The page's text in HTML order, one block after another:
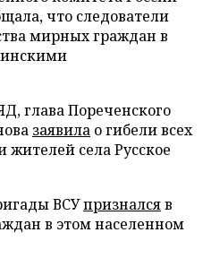
что следователи
мирных граждан в
глава Пореченского
заявила о гибели всех
жителей села Русское
ВСУпризналсяв
в этом населенном